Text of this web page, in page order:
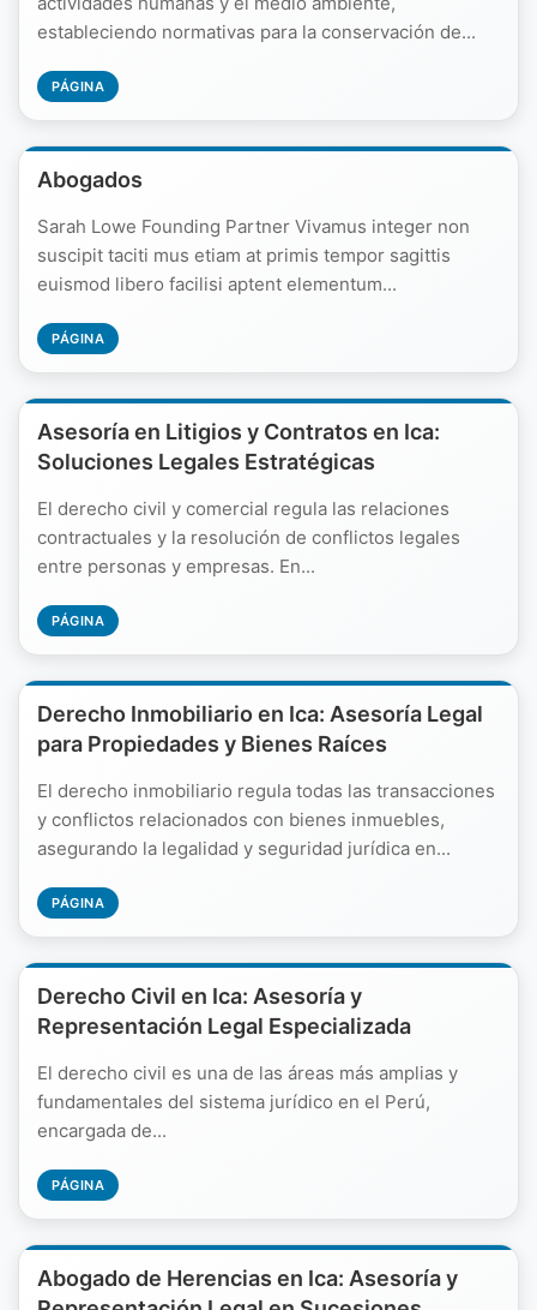
estableciendo normativas para la conservación de...
PÁGINA
Abogados
Sarah Lowe Founding Partner Vivamus integer non
suscipit taciti mus etiam at primis tempor sagittis
euismod libero facilisi aptent elementum...
PÁGINA
Asesoría en Litigios y Contratos en Ica:
Soluciones Legales Estratégicas
El derecho civil y comercial regula las relaciones
contractuales y la resolución de conflictos legales
entre personas y empresas. En...
PÁGINA
Derecho Inmobiliario en Ica: Asesoría Legal
para Propiedades y Bienes Raíces
El derecho inmobiliario regula todas las transacciones
y conflictos relacionados con bienes inmuebles,
asegurando la legalidad y seguridad jurídica en...
PÁGINA
Derecho Civil en Ica: Asesoría y
Representación Legal Especializada
El derecho civil es una de las áreas más amplias y
fundamentales del sistema jurídico en el Perú,
encargada de...
PÁGINA
Abogado de Herencias en Ica: Asesoría y